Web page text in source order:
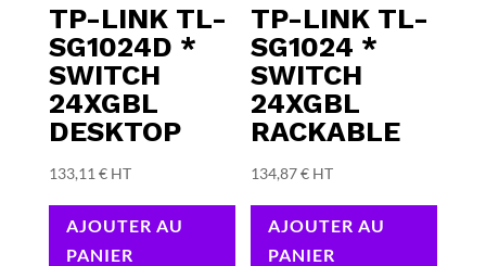
TP-LINK TL-
SG1024D *
SWITCH
24XGBL
DESKTOP
133,11 € HT
AJOUTER AU
PANIER
TP-LINK TL-
SG1024 *
SWITCH
24XGBL
RACKABLE
134,87€ HT
AJOUTER AU
PANIER